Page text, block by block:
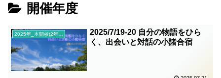
開催年度
2025年_本開校(2年目)
2025/7/19-20 自分の物語をひら
く、出会いと対話の小諸合宿